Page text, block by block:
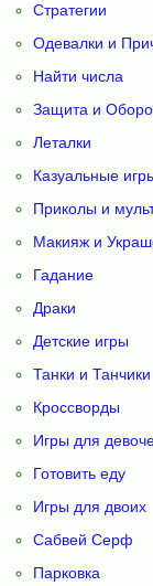
Стратегии
Одевалки и
Найти числа
Защита и
Леталки
Казуальные
Приколы и
Макияж и
Гадание
Драки
Детские игры
Танки и Танчики
Кроссворды
Игры для
Готовить еду
Игры для двоих
Сабвей Серф
Парковка